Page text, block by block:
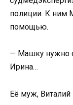
полиции. К ним
помощью.
— Машку нужно
Ирина…
Её муж, Виталий